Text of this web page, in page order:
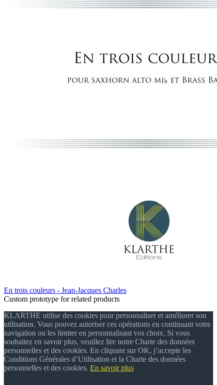
En trois couleurs - Jean-Jacques Charles
Custom prototype for related products
KLARTHE utilise des cookies pour personnaliser et améliorer son
utilisation. Vous pouvez autoriser ces opérations en continuant votre
navigation ou les limiter en personnalisant vos choix. Si vous
souhaitez en savoir plus, veuillez lire notre Charte des données
personnelles et des cookies. En cliquant sur OK, j’accepte les
Conditions Générales d’Utilisation et la Charte des données
personnelles et des cookies. En savoir plus